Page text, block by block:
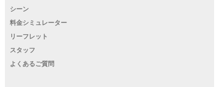
シーン
料金シミュレーター
リーフレット
スタッフ
よくあるご質問